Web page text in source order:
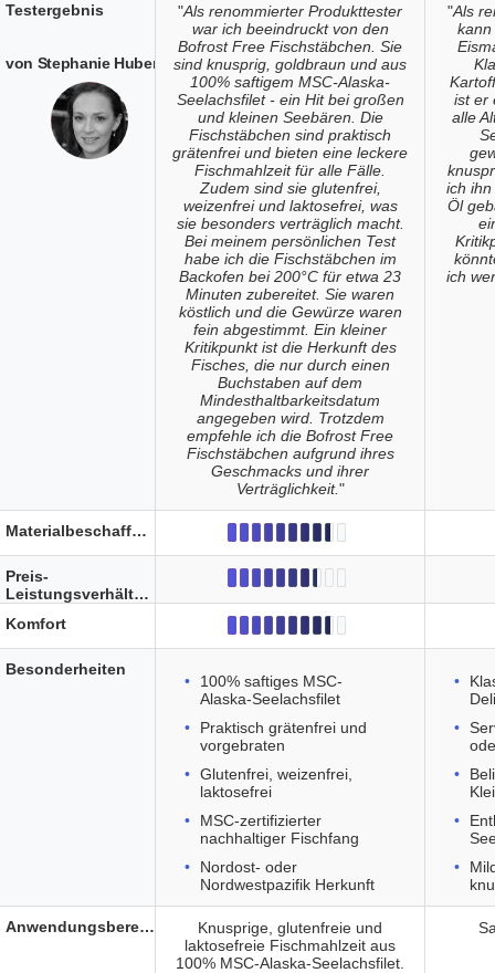
"Als renommierter Produkttester
war ich beeindruckt von den
Bofrost Free Fischstäbchen. Sie
sind knusprig, goldbraun und aus
100% saftigem MSC-Alaska-
Seelachsfilet - ein Hit bei großen
und kleinen Seebären. Die
Fischstäbchen sind praktisch
grätenfrei und bieten eine leckere
Fischmahlzeit für alle Fälle.
Zudem sind sie glutenfrei,
weizenfrei und laktosefrei, was
sie besonders verträglich macht.
Bei meinem persönlichen Test
habe ich die Fischstäbchen im
Backofen bei 200°C für etwa 23
Minuten zubereitet. Sie waren
köstlich und die Gewürze waren
fein abgestimmt. Ein kleiner
Kritikpunkt ist die Herkunft des
Fisches, die nur durch einen
Buchstaben auf dem
Mindesthaltbarkeitsdatum
angegeben wird. Trotzdem
empfehle ich die Bofrost Free
Fischstäbchen aufgrund ihres
Geschmacks und ihrer
Verträglichkeit."
"Als
kann
ist er
alle
ich
Öl
ich
100% saftiges MSC-
Alaska-Seelachsfilet
Praktisch grätenfrei und
vorgebraten
Glutenfrei, weizenfrei,
laktosefrei
MSC-zertifizierter
nachhaltiger Fischfang
Nordost- oder
Nordwestpazifik Herkunft
Knusprige, glutenfreie und
laktosefreie Fischmahlzeit aus
100% MSC-Alaska-Seelachsfilet.
Testergebnis
von Stephanie Huber
Materialbeschaffenheit
Preis-
Leistungsverhältnis
Komfort
Besonderheiten
Anwendungsbereich